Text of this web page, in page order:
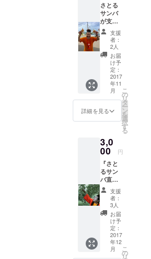
さとる
サンバ
が支援
してく
ださっ
た方の
お名前
を連呼
しなが
らマラ
カスを
振る動
画(30秒
程度) ※
呼んで
前を教
えて下
さ
い！！
支援
者：
2人
お届
け予
定：
2017
年11
月
詳細を見る
こ
の
リ
タ
ー
ン
を
選
択
す
る
3,0
00 円
『さと
るサン
バ直筆
お礼の
お手
紙！』
一文字
一文字
丹精込
めて書
きま
す！
支援
者：
3人
お届
け予
定：
2017
年12
月
こ
の
リ